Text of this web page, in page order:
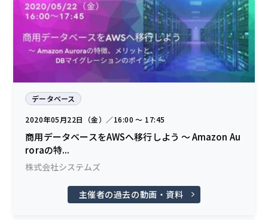
データベース
2020年05月22日（金）／16:00 〜 17:45
商用データベースをAWSへ移行しよう ～ Amazon Au
roraの特...
株式会社システムズ
主催者の過去の動画・資料